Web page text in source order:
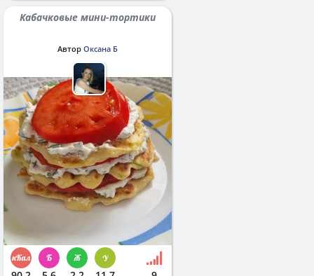
Кабачковые мини-тортики
Автор Оксана Б